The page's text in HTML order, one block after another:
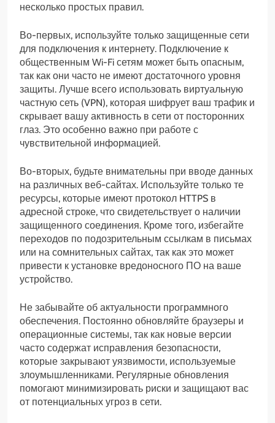
несколько простых правил.
Во-первых, используйте только защищенные сети
для подключения к интернету. Подключение к
общественным Wi-Fi сетям может быть опасным,
так как они часто не имеют достаточного уровня
защиты. Лучше всего использовать виртуальную
частную сеть (VPN), которая шифрует ваш трафик и
скрывает вашу активность в сети от посторонних
глаз. Это особенно важно при работе с
чувствительной информацией.
Во-вторых, будьте внимательны при вводе данных
на различных веб-сайтах. Используйте только те
ресурсы, которые имеют протокол HTTPS в
адресной строке, что свидетельствует о наличии
защищенного соединения. Кроме того, избегайте
переходов по подозрительным ссылкам в письмах
или на сомнительных сайтах, так как это может
привести к установке вредоносного ПО на ваше
устройство.
Не забывайте об актуальности программного
обеспечения. Постоянно обновляйте браузеры и
операционные системы, так как новые версии
часто содержат исправления безопасности,
которые закрывают уязвимости, используемые
злоумышленниками. Регулярные обновления
помогают минимизировать риски и защищают вас
от потенциальных угроз в сети.